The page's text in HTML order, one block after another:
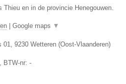
Thieu en in de provincie Henegouwen.
Google maps ▼
01, 9230 Wetteren (Oost-Vlaanderen)
, BTW-nr: -